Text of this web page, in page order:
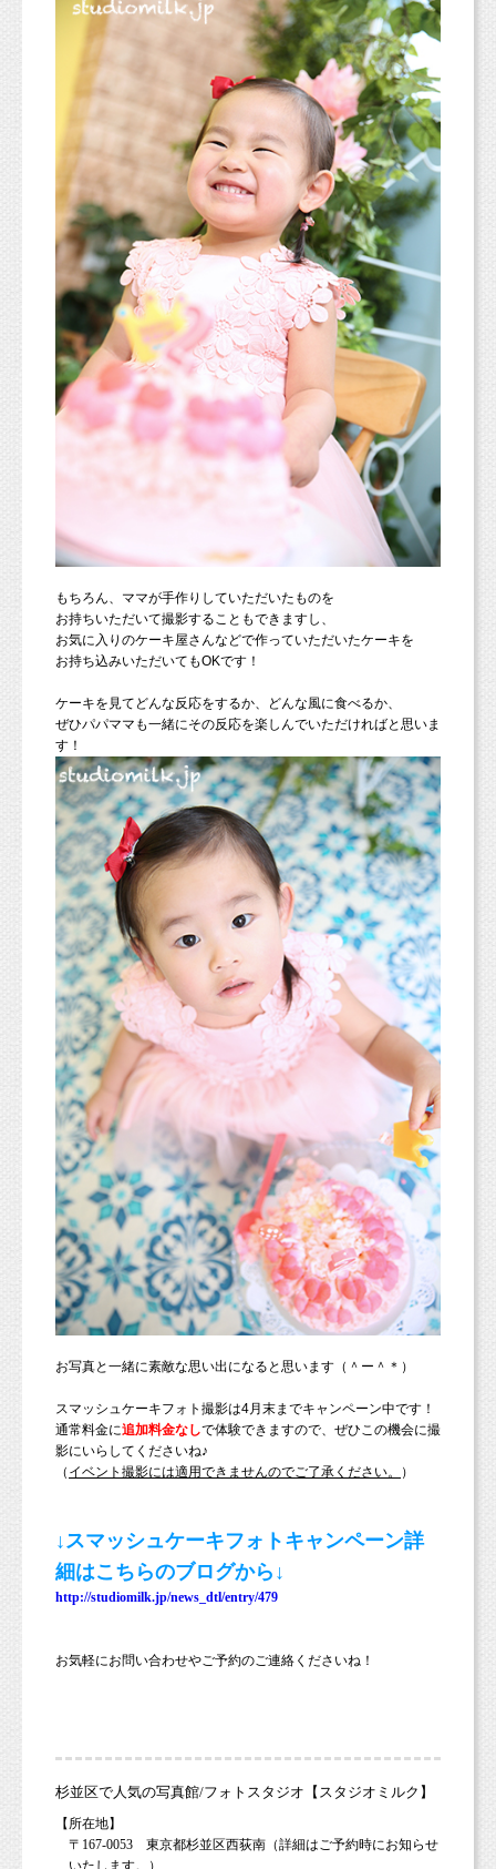
もちろん、ママが手作りしていただいたものを
お持ちいただいて撮影することもできますし、
お気に入りのケーキ屋さんなどで作っていただいたケーキを
お持ち込みいただいてもOKです！
ケーキを見てどんな反応をするか、どんな風に食べるか、
ぜひパパママも一緒にその反応を楽しんでいただければと思いま
す！
お写真と一緒に素敵な思い出になると思います（＾ー＾＊）
スマッシュケーキフォト撮影は4月末までキャンペーン中です！
通常料金に追加料金なしで体験できますので、ぜひこの機会に撮
影にいらしてくださいね♪
（ イベント撮影には適用できませんのでご了承ください。 ）
↓スマッシュケーキフォトキャンペーン詳
細はこちらのブログから↓
http://studiomilk.jp/news_dtl/entry/479
お気軽にお問い合わせやご予約のご連絡くださいね！
杉並区で人気の写真館/フォトスタジオ【スタジオミルク】
【所在地】
〒167-0053 東京都杉並区西荻南（詳細はご予約時にお知らせ
いたします。）